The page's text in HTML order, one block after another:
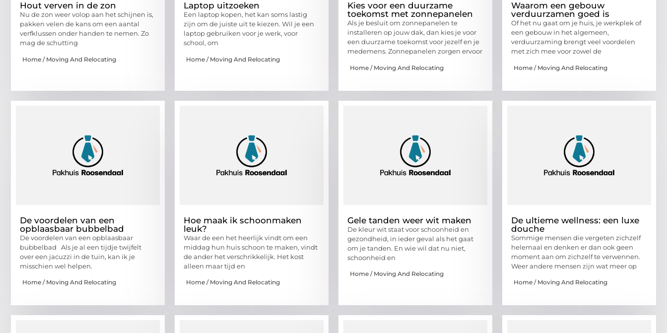
Hout verven in de zon
Nu de zon weer volop aan het schijnen is,
pakken velen de kans om een aantal
verfklussen onder handen te nemen. Zo
mag de schutting
Home / Moving And Relocating
Laptop uitzoeken
Een laptop kopen, het kan soms lastig
zijn om de juiste uit te kiezen. Wil je een
laptop gebruiken voor je werk, voor
school, om
Home / Moving And Relocating
Kies voor een duurzame
toekomst met zonnepanelen
Als je besluit om zonnepanelen te
installeren op jouw dak, dan kies je voor
een duurzame toekomst voor jezelf en je
medemens. Zonnepanelen zorgen ervoor
Home / Moving And Relocating
Waarom een gebouw
verduurzamen goed is
Of het nu gaat om je huis, je werkplek of
een gebouw in het algemeen,
verduurzaming brengt veel voordelen
met zich mee voor zowel de
Home / Moving And Relocating
De voordelen van een
opblaasbaar bubbelbad
De voordelen van een opblaasbaar
bubbelbad Als je al een tijdje twijfelt
over een jacuzzi in de tuin, kan ik je
misschien wel helpen.
Home / Moving And Relocating
Hoe maak ik schoonmaken
leuk?
Waar de een het heerlijk vindt om een
middag hun huis schoon te maken, vindt
de ander het verschrikkelijk. Het kost
alleen maar tijd en
Home / Moving And Relocating
Gele tanden weer wit maken
De kleur wit staat voor schoonheid en
gezondheid, in ieder geval als het gaat
om je tanden. En wie wil dat nu niet,
schoonheid en
Home / Moving And Relocating
De ultieme wellness: een luxe
douche
Sommige mensen die vergeten zichzelf
helemaal en denken er dan ook geen
moment aan om zichzelf te verwennen.
Weer andere mensen zijn wat meer op
Home / Moving And Relocating